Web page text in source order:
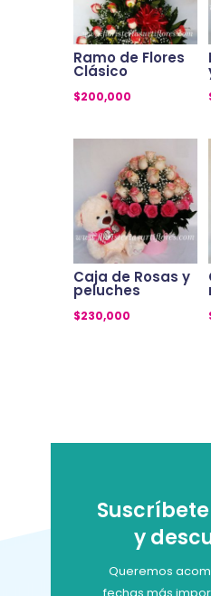
Ramo de Flores
Clásico
$200,000
Caja de Rosas y
peluches
$230,000
y
Queremos